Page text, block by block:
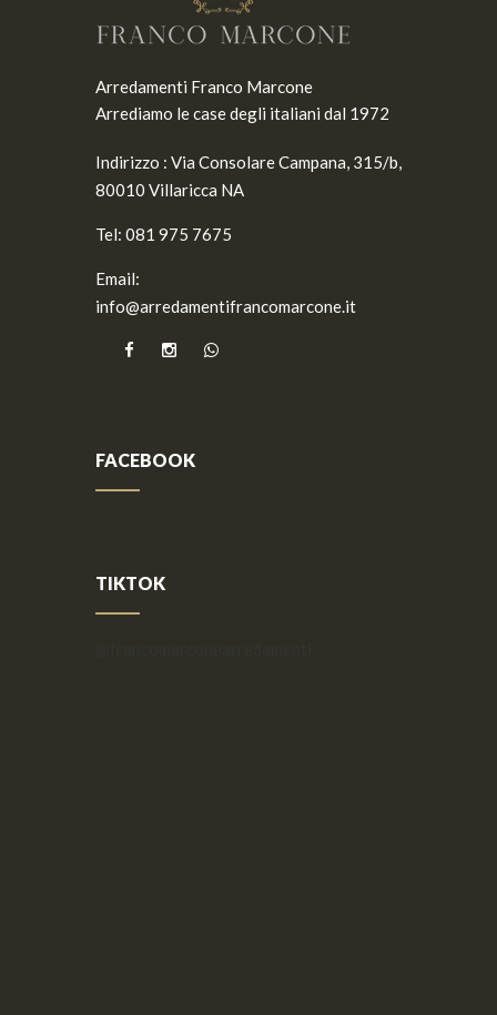
Arredamenti Franco Marcone
Arrediamo le case degli italiani dal 1972
Indirizzo : Via Consolare Campana, 315/b,
80010 Villaricca NA
Tel: 081 975 7675
Email:
info@arredamentifrancomarcone.it
FACEBOOK
TIKTOK